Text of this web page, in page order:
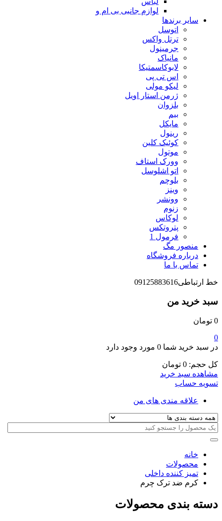
لوازم جانبی بی ام و
سایر برندها
اتوسل
ترتل واکس
جرمینول
مانیاک
لابوکاسمتیکا
اس تی پی
لیکو مولی
ژرمن استار اویل
بلزوان
بیم
مایکل
رینول
کوئیک کلین
موتول
وورک استاف
اتو اشلوسل
بلوچم
وینز
وونشر
زنوم
لوکاس
پتروتکس
فرمول 1
منصور مگ
درباره فروشگاه
تماس با ما
خط ارتباطی09125883616
سبد خرید من
0 تومان
0
در سبد خرید شما 0 مورد وجود دارد
کل حجم: 0 تومان
مشاهده سبد خرید
تسویه حساب
علاقه مندی های من
خانه
محصولات
تمیز کننده داخلی
کرم ضد ترک چرم
دسته بندی محصولات